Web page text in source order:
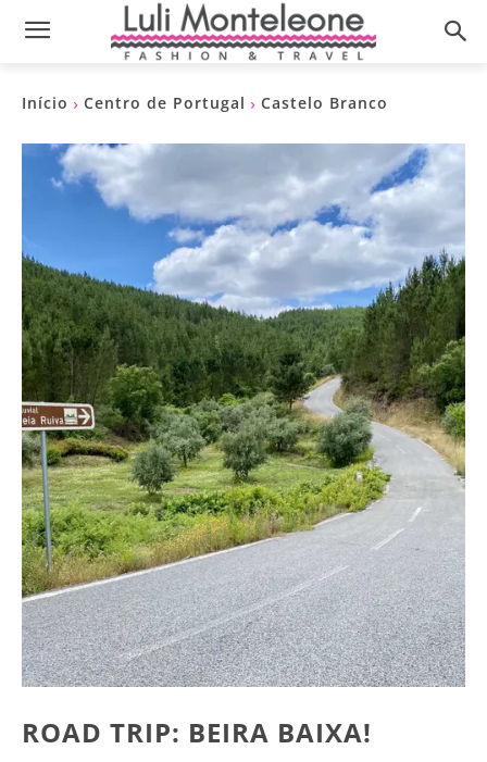
Início Centro de Portugal Castelo Branco
ROAD TRIP: BEIRA BAIXA!